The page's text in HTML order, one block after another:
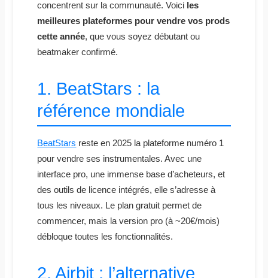
concentrent sur la communauté. Voici les
meilleures plateformes pour vendre vos prods
cette année, que vous soyez débutant ou
beatmaker confirmé.
1. BeatStars : la
référence mondiale
BeatStars reste en 2025 la plateforme numéro 1
pour vendre ses instrumentales. Avec une
interface pro, une immense base d’acheteurs, et
des outils de licence intégrés, elle s’adresse à
tous les niveaux. Le plan gratuit permet de
commencer, mais la version pro (à ~20€/mois)
débloque toutes les fonctionnalités.
2. Airbit : l’alternative